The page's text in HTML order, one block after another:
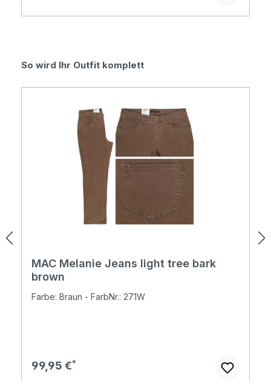
Produktgalerie überspringen
So wird Ihr Outfit komplett
MAC Melanie Jeans light tree bark
brown
Farbe: Braun - FarbNr.: 271W
Regulärer Preis:
99,95 €